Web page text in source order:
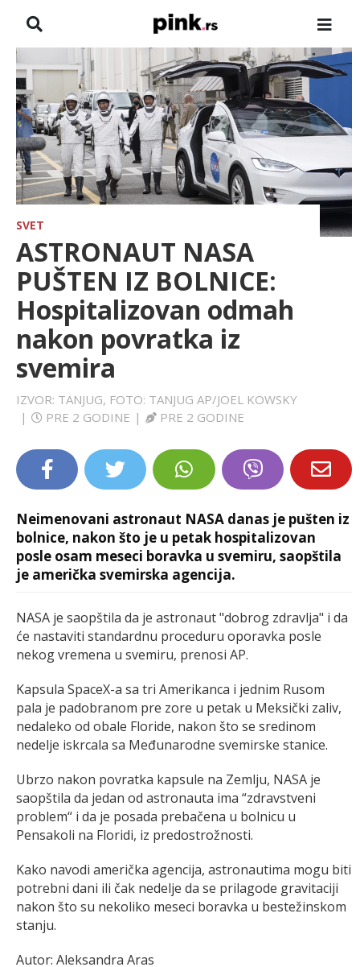
VESTI
ZADRUGA
SHOWBIZ
HRONIKA
FARMERI
TV
SPORT
LIFESTYLE
EXTRA
SVET
ASTRONAUT NASA
PUŠTEN IZ BOLNICE:
Hospitalizovan odmah
nakon povratka iz
svemira
IZVOR: TANJUG, FOTO: TANJUG AP/JOEL KOWSKY
|
PRE 2 GODINE | PRE 2 GODINE
Neimenovani astronaut NASA danas je pušten iz
bolnice, nakon što je u petak hospitalizovan
posle osam meseci boravka u svemiru, saopštila
je američka svemirska agencija.
NASA je saopštila da je astronaut "dobrog zdravlja" i da
će nastaviti standardnu proceduru oporavka posle
nekog vremena u svemiru, prenosi AP.
Kapsula SpaceX-a sa tri Amerikanca i jednim Rusom
pala je padobranom pre zore u petak u Meksički zaliv,
nedaleko od obale Floride, nakon što se sredinom
nedelje iskrcala sa Međunarodne svemirske stanice.
Ubrzo nakon povratka kapsule na Zemlju, NASA je
saopštila da jedan od astronauta ima “zdravstveni
problem“ i da je posada prebačena u bolnicu u
Pensakoli na Floridi, iz predostrožnosti.
Kako navodi američka agencija, astronautima mogu biti
potrebni dani ili čak nedelje da se prilagode gravitaciji
nakon što su nekoliko meseci boravka u bestežinskom
stanju.
Autor: Aleksandra Aras